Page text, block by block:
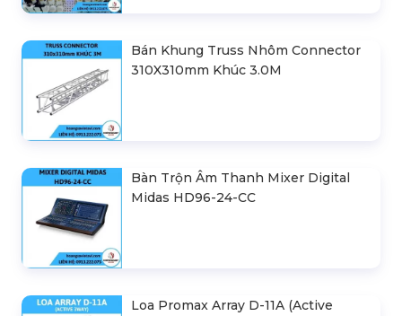
Bán Khung Truss Nhôm Connector
310X310mm Khúc 3.0M
Bàn Trộn Âm Thanh Mixer Digital
Midas HD96-24-CC
Loa Promax Array D-11A (Active